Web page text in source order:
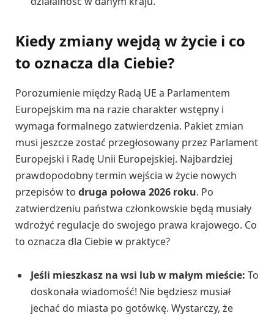
Kiedy zmiany wejdą w życie i co
to oznacza dla Ciebie?
Porozumienie między Radą UE a Parlamentem
Europejskim ma na razie charakter wstępny i
wymaga formalnego zatwierdzenia. Pakiet zmian
musi jeszcze zostać przegłosowany przez Parlament
Europejski i Radę Unii Europejskiej. Najbardziej
prawdopodobny termin wejścia w życie nowych
przepisów to druga połowa 2026 roku. Po
zatwierdzeniu państwa członkowskie będą musiały
wdrożyć regulacje do swojego prawa krajowego. Co
to oznacza dla Ciebie w praktyce?
Jeśli mieszkasz na wsi lub w małym mieście: To
doskonała wiadomość! Nie będziesz musiał
jechać do miasta po gotówkę. Wystarczy, że